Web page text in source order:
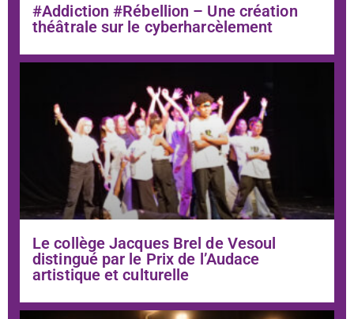
#Addiction #Rébellion – Une création
théâtrale sur le cyberharcèlement
Le collège Jacques Brel de Vesoul
distingué par le Prix de l’Audace
artistique et culturelle